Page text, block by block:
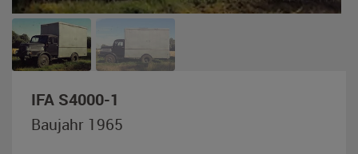
IFA S4000-1
Baujahr
1965,
Baujahr 1965